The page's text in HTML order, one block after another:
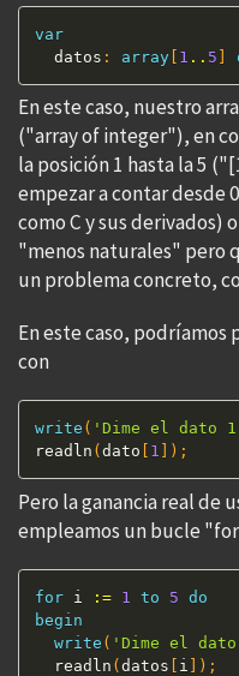
var
  datos
: array [ 1 .. 5 ]
En este caso, nuestro
("array of integer"), en
la posición 1 hasta la 5
empezar a contar desde
como C y sus derivados)
"menos naturales" pero
un problema concreto,
En este caso,
con
write ( 'Dime el dato
readln ( dato 1 ) ;
Pero la ganancia real de
empleamos un bucle
for i := 1 to 5 do
begin
write ( 'Dime el
  readln
(datos [ i ] ) ;